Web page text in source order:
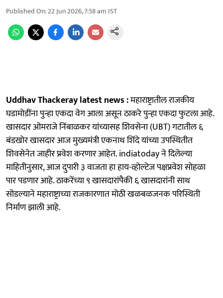
Published On:22 Jun 2026, 7:58 am IST
Uddhav Thackeray latest news :महाराष्ट्रातील राजकीय
घडामोडींना पुन्हा एकदा वेग आला असून ठाकरे पुन्हा एकदा फुटला आहे.
खासदार ओमराजे निंबाळकर यांच्यासह शिवसेना (UBT) गटातील ६
बंडखोर खासदार आज मुख्यमंत्री एकनाथ शिंदे यांच्या उपस्थितीत
शिवसेनेत जाहीर प्रवेश करणार आहेत. indiatoday ने दिलेल्या
माहितीनुसार, आज दुपारी ३ वाजता हा हाय-व्होल्टेज पक्षप्रवेश सोहळा
पार पडणार आहे. ठाकरेंच्या ९ खासदारांपैकी ६ खासदारांनी साथ
सोडल्याने महाराष्ट्राच्या राजकारणात मोठी खळबळजनक परिस्थिती
निर्माण झाली आहे.